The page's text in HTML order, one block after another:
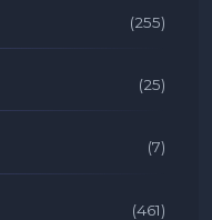
(255)
(25)
(7)
(461)